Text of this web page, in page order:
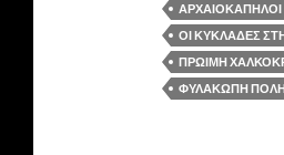
ΑΡΧΑΙΟΚΑΠΗΛΟΙ
ΟΙ ΚΥΚΛΑΔΕΣ
ΠΡΩΙΜΗ
ΦΥΛΑΚΩΠΉ